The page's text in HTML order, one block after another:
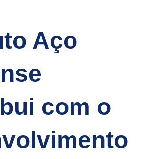
Aço
com o